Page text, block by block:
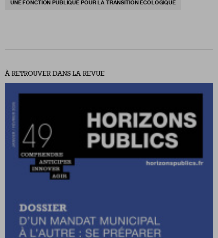
UNE FONCTION PUBLIQUE POUR LA TRANSITION ÉCOLOGIQUE
À RETROUVER DANS LA REVUE